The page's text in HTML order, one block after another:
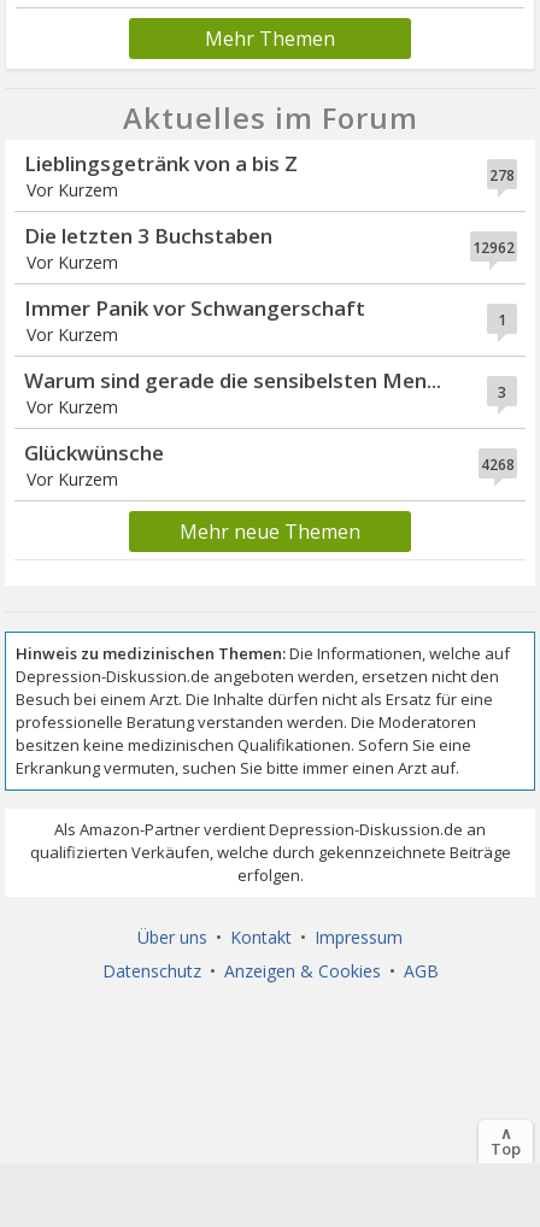
Mehr Themen
Aktuelles im Forum
278
Lieblingsgetränk von a bis Z
Vor Kurzem
12962
Die letzten 3 Buchstaben
Vor Kurzem
1
Immer Panik vor Schwangerschaft
Vor Kurzem
3
Warum sind gerade die sensibelsten Men...
Vor Kurzem
4268
Glückwünsche
Vor Kurzem
Mehr neue Themen
Über uns • Kontakt • Impressum
Datenschutz • Anzeigen & Cookies • AGB
∧
Top